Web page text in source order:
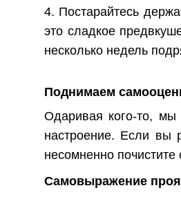
4. Постарайтесь
это сладкое
несколько недель
Поднимаем
Одаривая кого-то,
настроение. Если вы
несомненно
Самовыражение